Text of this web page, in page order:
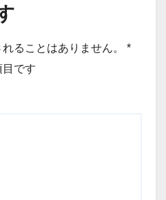
ることはありません。
*
です